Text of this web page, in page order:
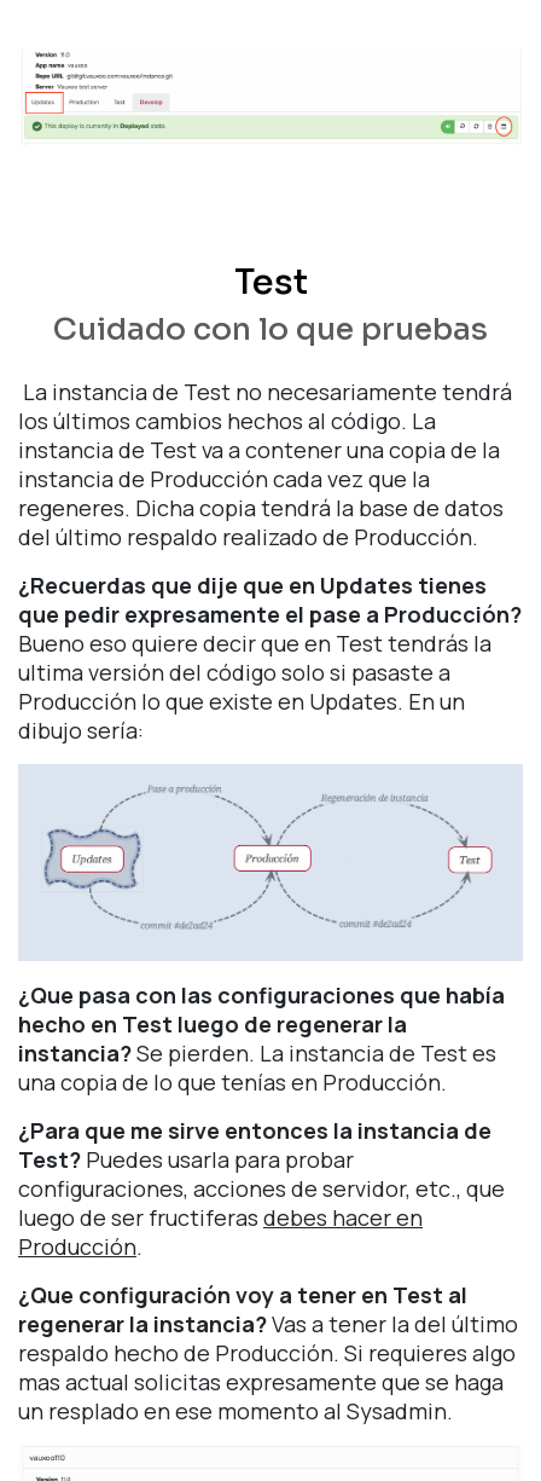
Test
Cuidado con lo que pruebas
La instancia de Test no necesariamente tendrá
los últimos cambios hechos al código. La
instancia de Test va a contener una copia de la
instancia de Producción cada vez que la
regeneres. Dicha copia tendrá la base de datos
del último respaldo realizado de Producción.
¿Recuerdas que dije que en Updates tienes
que pedir expresamente el pase a Producción?
Bueno eso quiere decir que en Test tendrás la
ultima versión del código solo si pasaste a
Producción lo que existe en Updates. En un
dibujo sería:
¿Que pasa con las configuraciones que había
hecho en Test luego de regenerar la
instancia?Se pierden. La instancia de Test es
una copia de lo que tenías en Producción.
¿Para que me sirve entonces la instancia de
Test? Puedes usarla para probar
configuraciones, acciones de servidor, etc., que
luego de ser fructiferas debes hacer en
Producción.
¿Que configuración voy a tener en Test al
regenerar la instancia?Vas a tener la del último
respaldo hecho de Producción. Si requieres algo
mas actual solicitas expresamente que se haga
un resplado en ese momento al Sysadmin.